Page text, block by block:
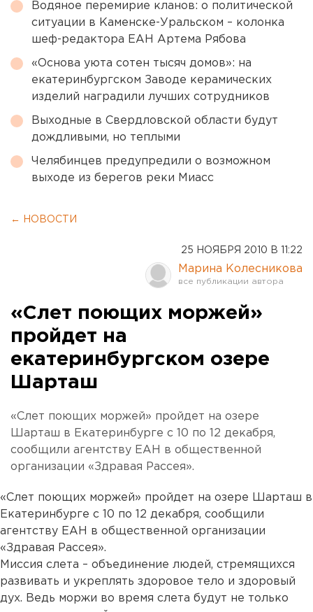
Водяное перемирие кланов: о политической
ситуации в Каменске-Уральском – колонка
шеф-редактора ЕАН Артема Рябова
«Основа уюта сотен тысяч домов»: на
екатеринбургском Заводе керамических
изделий наградили лучших сотрудников
Выходные в Свердловской области будут
дождливыми, но теплыми
Челябинцев предупредили о возможном
выходе из берегов реки Миасс
← НОВОСТИ
25 НОЯБРЯ 2010 В 11:22
Марина Колесникова
«Слет поющих моржей»
пройдет на
екатеринбургском озере
Шарташ
«Слет поющих моржей» пройдет на озере
Шарташ в Екатеринбурге с 10 по 12 декабря,
сообщили агентству ЕАН в общественной
организации «Здравая Рассея».
«Слет поющих моржей» пройдет на озере Шарташ в
Екатеринбурге с 10 по 12 декабря, сообщили
агентству ЕАН в общественной организации
«Здравая Рассея».
Миссия слета – объединение людей, стремящихся
развивать и укреплять здоровое тело и здоровый
дух. Ведь моржи во время слета будут не только